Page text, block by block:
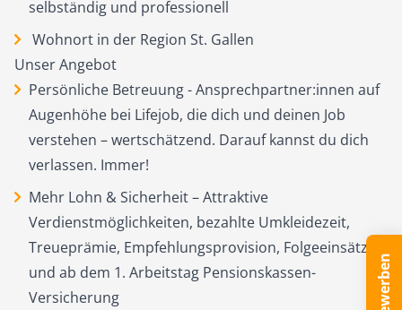
selbständig und professionell
Wohnort in der Region St. Gallen
Unser Angebot
Persönliche Betreuung - Ansprechpartner:innen auf
Augenhöhe bei Lifejob, die dich und deinen Job
verstehen – wertschätzend. Darauf kannst du dich
verlassen. Immer!
Mehr Lohn & Sicherheit – Attraktive
Verdienstmöglichkeiten, bezahlte Umkleidezeit,
Treueprämie, Empfehlungsprovision, Folgeeinsätze
und ab dem 1. Arbeitstag Pensionskassen-
Versicherung